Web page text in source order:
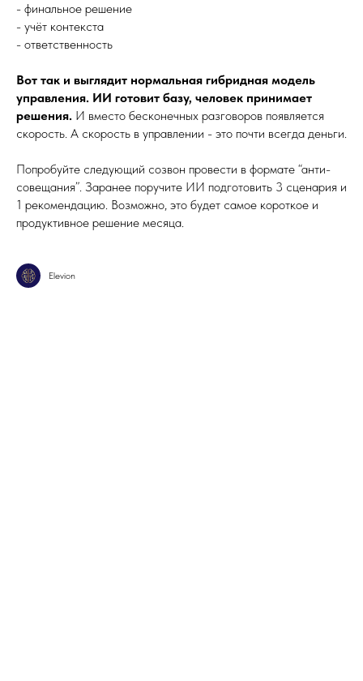
- финальное решение
- учёт контекста
- ответственность
Вот так и выглядит нормальная гибридная модель
управления. ИИ готовит базу, человек принимает
решения. И вместо бесконечных разговоров появляется
скорость. А скорость в управлении - это почти всегда деньги.
Попробуйте следующий созвон провести в формате “анти-
совещания”. Заранее поручите ИИ подготовить 3 сценария и
1 рекомендацию. Возможно, это будет самое короткое и
продуктивное решение месяца.
Elevion